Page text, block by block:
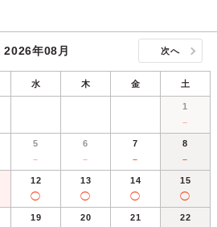
2026年08月 次へ
水 木 金 土
1
－
5
－
6
－
7
－
8
－
12
◯
13
◯
14
◯
15
◯
19 20 21 22